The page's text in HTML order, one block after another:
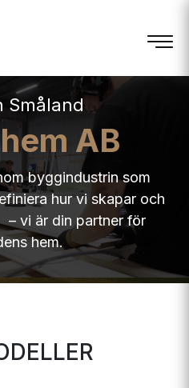
Småland
AB
byggindustrin som
hur vi skapar och
vi är din partner för
hem.